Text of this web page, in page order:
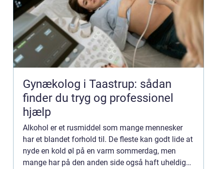
Gynækolog i Taastrup: sådan
finder du tryg og professionel
hjælp
Alkohol er et rusmiddel som mange mennesker
har et blandet forhold til. De fleste kan godt lide at
nyde en kold øl på en varm sommerdag, men
mange har på den anden side også haft uheldige